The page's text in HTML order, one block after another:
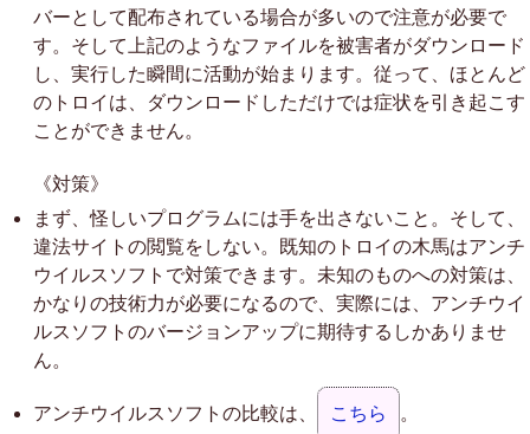
バーとして配布されている場合が多いので注意が必要で
す。そして上記のようなファイルを被害者がダウンロード
し、実行した瞬間に活動が始まります。従って、ほとんど
のトロイは、ダウンロードしただけでは症状を引き起こす
ことができません。
《対策》
まず、怪しいプログラムには手を出さないこと。そして、
違法サイトの閲覧をしない。既知のトロイの木馬はアンチ
ウイルスソフトで対策できます。未知のものへの対策は、
かなりの技術力が必要になるので、実際には、アンチウイ
ルスソフトのバージョンアップに期待するしかありませ
ん。
アンチウイルスソフトの比較は、 こちら 。